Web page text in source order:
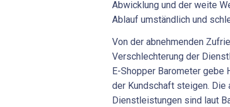
Abwicklung und der weite
Ablauf umständlich und
Von der abnehmenden
Verschlechterung der
E-Shopper Barometer gebe
der Kundschaft steigen.
Dienstleistungen sind laut